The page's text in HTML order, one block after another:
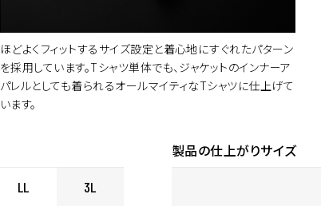
ほどよくフィットするサイズ設定と着心地にすぐれたパターン
を採用しています。Tシャツ単体でも、ジャケットのインナーア
パレルとしても着られるオールマイティなTシャツに仕上げて
います。
LL 3L
製品の仕上がりサイズ
NAVY ¥6,160 (税込) LL
M